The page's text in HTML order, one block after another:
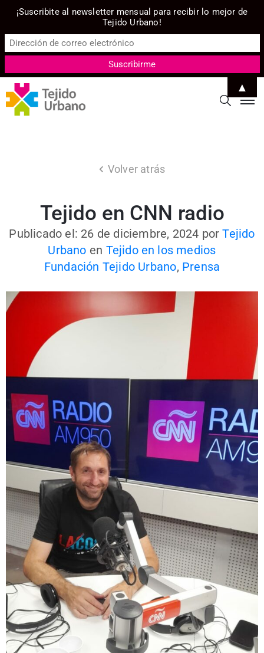
Volver atrás
Tejido en CNN radio
Publicado el: 26 de diciembre, 2024 porTejido
Urbano en Tejido en los medios
Fundación Tejido Urbano, Prensa
¡Suscribite al newsletter mensual para recibir lo mejor de
Tejido Urbano!
▲